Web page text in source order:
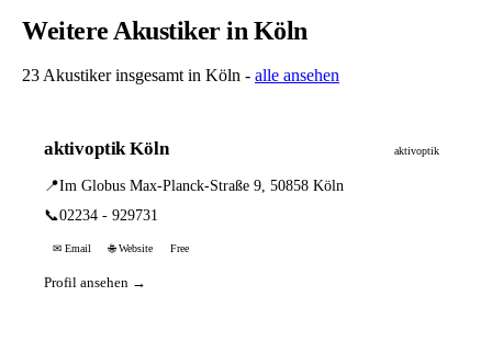
Weitere Akustiker in Köln
23 Akustiker insgesamt in Köln - alle ansehen
aktivoptik Köln aktivoptik
📍Im Globus Max-Planck-Straße 9, 50858 Köln
📞02234 - 929731
✉ Email 🌐 Website Free
Profil ansehen →